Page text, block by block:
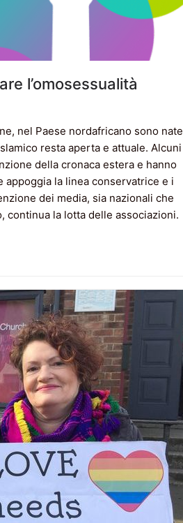
l’omosessualità
nel Paese nordafricano sono nate
resta aperta e attuale. Alcuni
della cronaca estera e hanno
la linea conservatrice e i
dei media, sia nazionali che
continua la lotta delle associazioni.